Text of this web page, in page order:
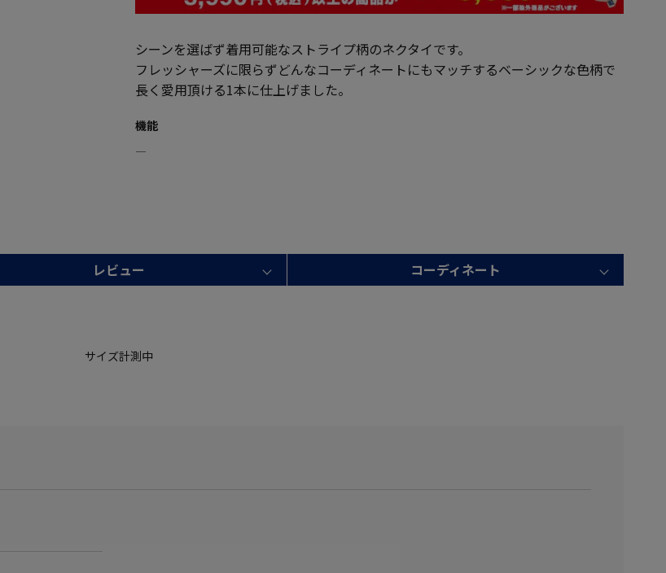
シーンを選ばず着用可能なストライプ柄のネクタイです。
フレッシャーズに限らずどんなコーディネートにもマッチするベーシックな色柄で
長く愛用頂ける1本に仕上げました。
機能
―
レビュー コーディネート
サイズ計測中